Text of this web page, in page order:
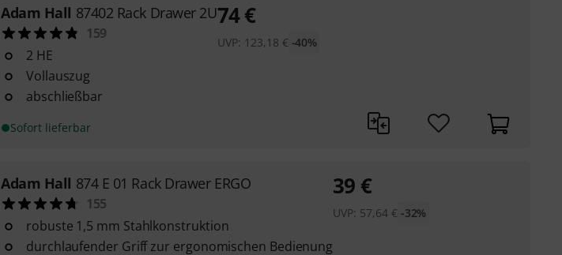
Adam Hall 87402 Rack Drawer 2U
159
2 HE
Vollauszug
abschließbar
Sofort lieferbar
74€
UVP: 123,18 € -40%
Adam Hall 874 E 01 Rack Drawer ERGO
155
robuste 1,5 mm Stahlkonstruktion
durchlaufender Griff zur ergonomischen Bedienung
39 €
UVP: 57,64 € -32%